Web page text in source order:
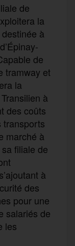
de
la
à
de
tramway et
la
à
des coûts
transports
marché à
filiale de
à
des
pour une
salariés de
les